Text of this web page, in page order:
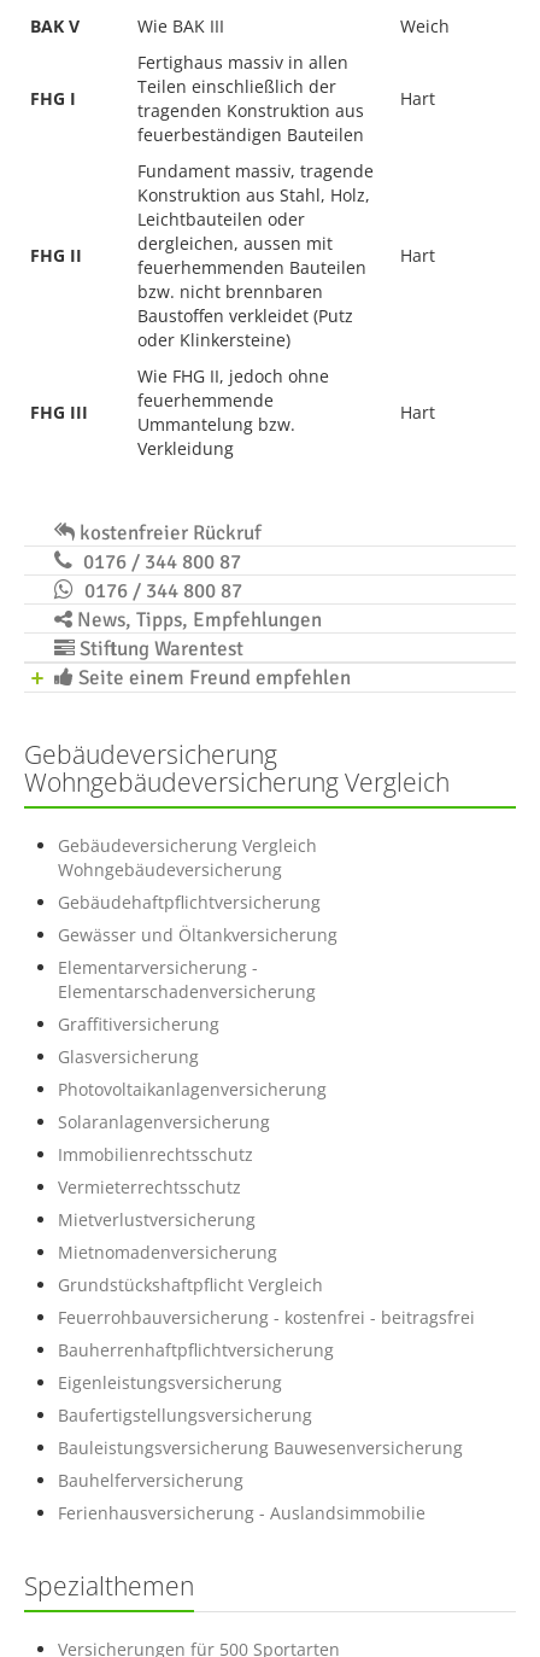
BAK V
Wie BAK III Weich
FHG I
Fertighaus massiv in allen
Teilen einschließlich der
tragenden Konstruktion aus
feuerbeständigen Bauteilen
Hart
FHG II
Fundament massiv, tragende
Konstruktion aus Stahl, Holz,
Leichtbauteilen oder
dergleichen, aussen mit
feuerhemmenden Bauteilen
bzw. nicht brennbaren
Baustoffen verkleidet (Putz
oder Klinkersteine)
Hart
FHG III
Wie FHG II, jedoch ohne
feuerhemmende
Ummantelung bzw.
Verkleidung
Hart
kostenfreier Rückruf
0176 / 344 800 87
0176 / 344 800 87
News, Tipps, Empfehlungen
Stiftung Warentest
Seite einem Freund empfehlen
Gebäudeversicherung
Wohngebäudeversicherung Vergleich
Gebäudeversicherung Vergleich
Wohngebäudeversicherung
Gebäudehaftpflichtversicherung
Gewässer und Öltankversicherung
Elementarversicherung -
Elementarschadenversicherung
Graffitiversicherung
Glasversicherung
Photovoltaikanlagenversicherung
Solaranlagenversicherung
Immobilienrechtsschutz
Vermieterrechtsschutz
Mietverlustversicherung
Mietnomadenversicherung
Grundstückshaftpflicht Vergleich
Feuerrohbauversicherung - kostenfrei - beitragsfrei
Bauherrenhaftpflichtversicherung
Eigenleistungsversicherung
Baufertigstellungsversicherung
Bauleistungsversicherung Bauwesenversicherung
Bauhelferversicherung
Ferienhausversicherung - Auslandsimmobilie
Spezialthemen
Versicherungen für 500 Sportarten